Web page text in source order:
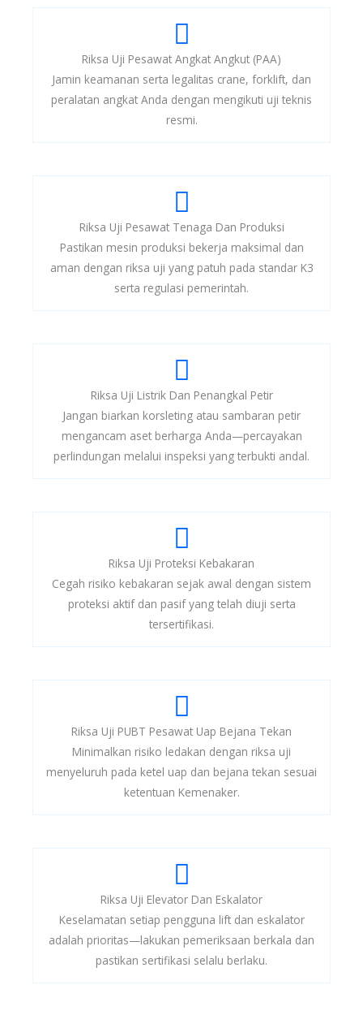
Riksa Uji Pesawat Angkat Angkut (PAA)
Jamin keamanan serta legalitas crane, forklift, dan
peralatan angkat Anda dengan mengikuti uji teknis
resmi.
Riksa Uji Pesawat Tenaga Dan Produksi
Pastikan mesin produksi bekerja maksimal dan
aman dengan riksa uji yang patuh pada standar K3
serta regulasi pemerintah.
Riksa Uji Listrik Dan Penangkal Petir
Jangan biarkan korsleting atau sambaran petir
mengancam aset berharga Anda—percayakan
perlindungan melalui inspeksi yang terbukti andal.
Riksa Uji Proteksi Kebakaran
Cegah risiko kebakaran sejak awal dengan sistem
proteksi aktif dan pasif yang telah diuji serta
tersertifikasi.
Riksa Uji PUBT Pesawat Uap Bejana Tekan
Minimalkan risiko ledakan dengan riksa uji
menyeluruh pada ketel uap dan bejana tekan sesuai
ketentuan Kemenaker.
Riksa Uji Elevator Dan Eskalator
Keselamatan setiap pengguna lift dan eskalator
adalah prioritas—lakukan pemeriksaan berkala dan
pastikan sertifikasi selalu berlaku.